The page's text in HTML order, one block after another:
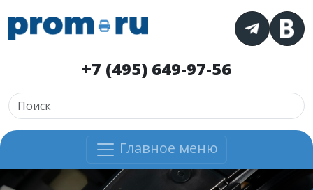
+7 (495) 649-97-56
Главное меню